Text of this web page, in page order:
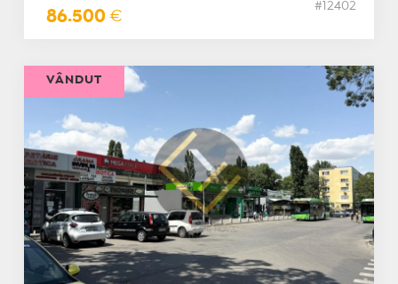
86.500 €
#12402
VÂNDUT